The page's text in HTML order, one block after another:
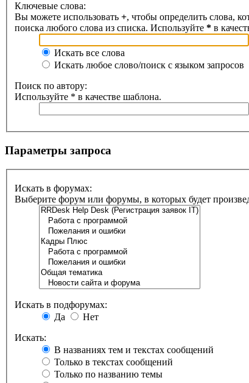
Ключевые слова:
Вы можете использовать +, чтобы определить слова,
поиска любого слова из списка. Используйте * в
Искать все слова
Искать любое слово/поиск с языком запросов
Поиск по автору:
Используйте * в качестве шаблона.
Параметры запроса
Искать в форумах:
Выберите форум или форумы, в которых будет
Искать в подфорумах:
Да
Нет
Искать:
В названиях тем и текстах сообщений
Только в текстах сообщений
Только по названию темы